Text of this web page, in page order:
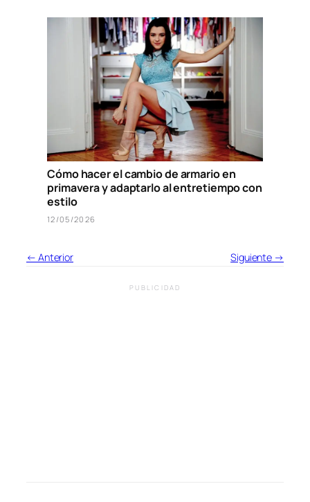
Cómo hacer el cambio de armario en
primavera y adaptarlo al entretiempo con
estilo
12/05/2026
← Anterior Siguiente →
PUBLICIDAD